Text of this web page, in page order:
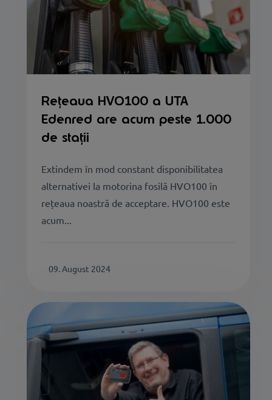
Rețeaua HVO100 a UTA
Edenred are acum peste 1.000
de stații
Extindem în mod constant disponibilitatea
alternativei la motorina fosilă HVO100 în
rețeaua noastră de acceptare. HVO100 este
acum...
09. August 2024